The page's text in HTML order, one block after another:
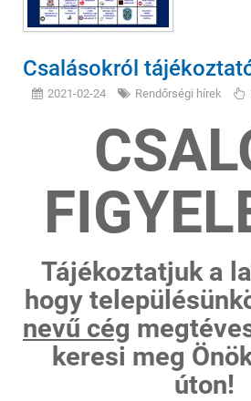
Csalásokról
2021-02-24 Rendőrségi hírek
Tájékoztatjuk a
hogy
nevű cég
keresi meg
úton!